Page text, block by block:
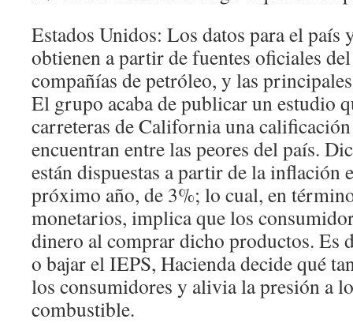
Estados Unidos: Los datos para el país
obtienen a partir de fuentes oficiales
compañías de petróleo, y las
El grupo acaba de publicar un estudio
carreteras de California una
encuentran entre las peores del país.
están dispuestas a partir de la inflación
próximo año, de 3%; lo cual, en
monetarios, implica que los
dinero al comprar dicho productos. Es
o bajar el IEPS, Hacienda decide qué
los consumidores y alivia la presión a
combustible.